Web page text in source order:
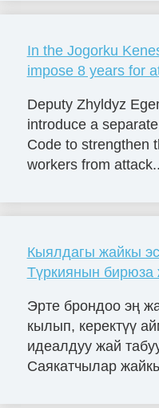
In the Jogorku
impose 8 years for
Deputy Zhyldyz
introduce a
Code to strengthen
workers from
Кыялдагы жайкы
Түркиянын бирюза
Эрте брондоо эң
кылып, керектүү
идеалдуу жай
Саякатчылар